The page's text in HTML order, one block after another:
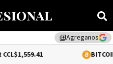
library_addAgreganos
$64,540.00